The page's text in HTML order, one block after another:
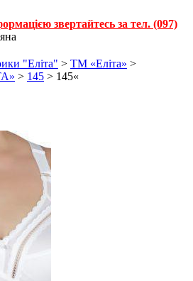
звертайтесь за тел. (097)
"Еліта" > ТМ «Еліта» >
> 145 > 145«